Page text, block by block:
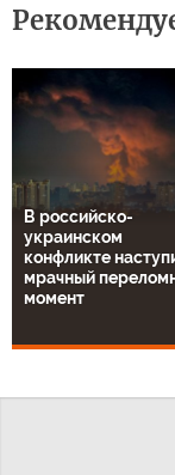
В российско-
украинском
конфликте
мрачный
момент